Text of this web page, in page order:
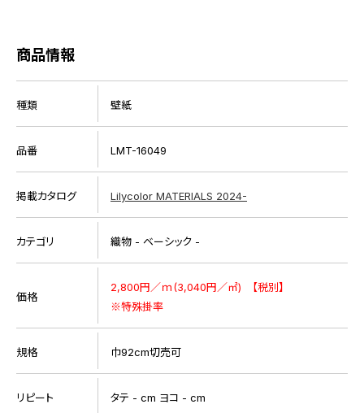
商品情報
種類 壁紙
品番 LMT-16049
掲載カタログ Lilycolor MATERIALS 2024-
カテゴリ 織物 - ベーシック -
価格
2,800円／ｍ(3,040円／㎡) 【税別】
※特殊掛率
規格 巾92cm切売可
リピート タテ - cm ヨコ - cm